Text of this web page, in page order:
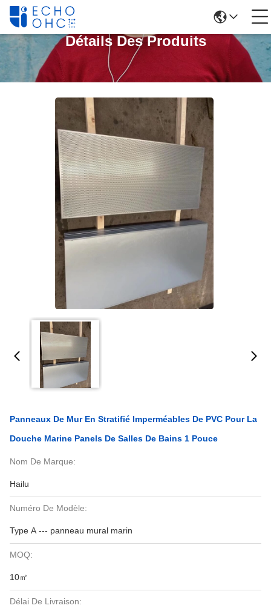
Détails Des Produits
Panneaux De Mur En Stratifié Imperméables De PVC Pour La
Douche Marine Panels De Salles De Bains 1 Pouce
Nom De Marque:
Hailu
Numéro De Modèle:
Type A --- panneau mural marin
MOQ:
10㎡
Délai De Livraison: